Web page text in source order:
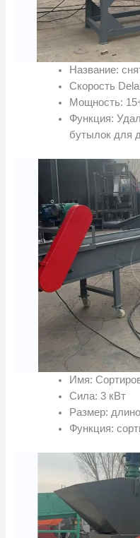
Название:
Скорость
Мощность:
Функция:
бутылок для
Имя:
Сила: 3 кВт
Размер:
Функция: